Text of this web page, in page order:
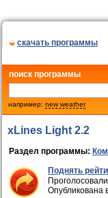
скачать программы
поиск программы
например: new weather
xLines Light 2.2
Раздел программы:
Поднять
Опубликована